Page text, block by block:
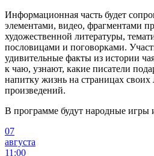
Информационная часть будет
элементами, видео, фрагментами
художественной литературы,
пословицами и поговорками.
удивительные факты из истории
к чаю, узнают, какие писатели
напитку жизнь на страницах своих
произведений.
В программе будут народные игры
07
августа
11:00